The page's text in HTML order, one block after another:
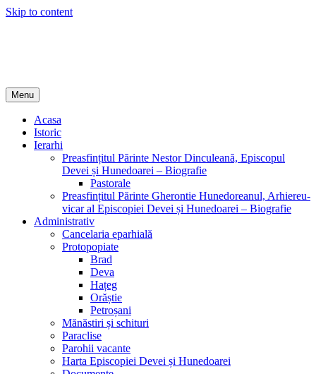
Skip to content
Menu
Acasa
Istoric
Ierarhi
Preasfințitul Părinte Nestor Dinculeană, Episcopul
Devei și Hunedoarei – Biografie
Pastorale
Preasfințitul Părinte Gherontie Hunedoreanul, Arhiereu-
vicar al Episcopiei Devei și Hunedoarei – Biografie
Administrativ
Cancelaria eparhială
Protopopiate
Brad
Deva
Hațeg
Orăștie
Petroșani
Mănăstiri și schituri
Paraclise
Parohii vacante
Harta Episcopiei Devei și Hunedoarei